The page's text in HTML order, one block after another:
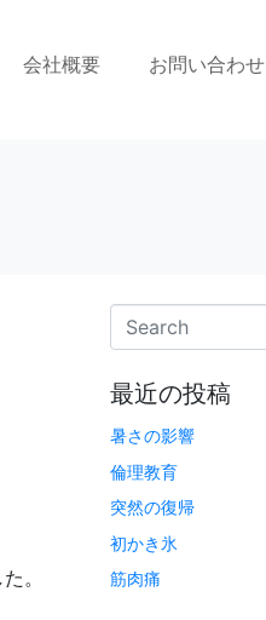
会社概要 お問い合わせ
。
最近の投稿
暑さの影響
倫理教育
突然の復帰
初かき氷
筋肉痛